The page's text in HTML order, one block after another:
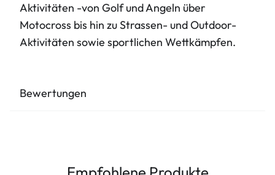
Aktivitäten -von Golf und Angeln über
Motocross bis hin zu Strassen- und Outdoor-
Aktivitäten sowie sportlichen Wettkämpfen.
Bewertungen